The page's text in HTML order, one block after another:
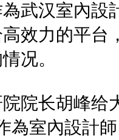
武汉室內設
效力的平台
况。
院长胡峰给
為室內設計